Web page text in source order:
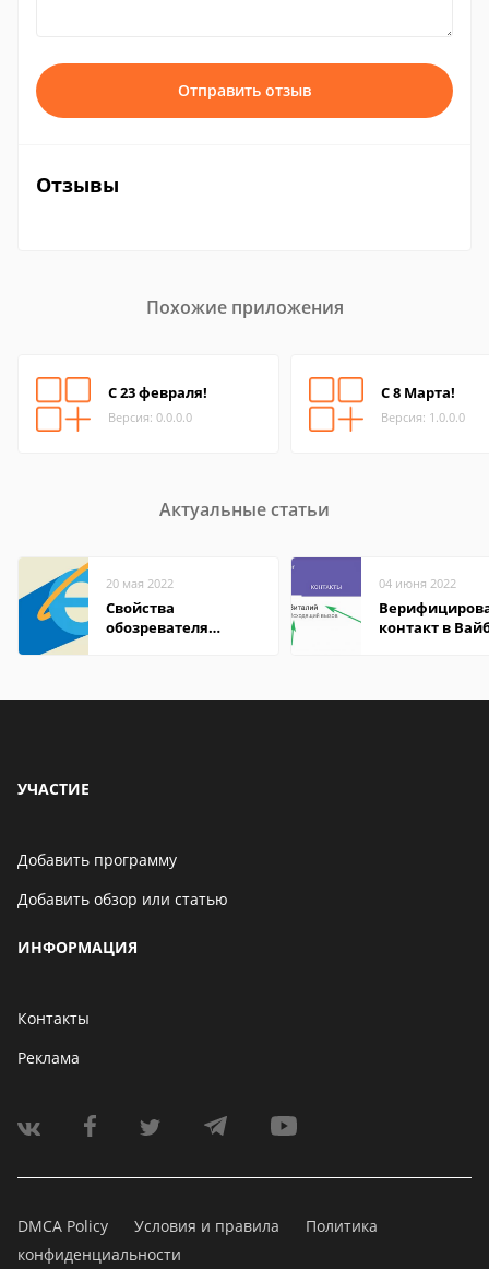
Отправить отзыв
Отзывы
Похожие приложения
C 23 февраля!
Версия: 0.0.0.0
С 8 Марта!
Версия: 1.0.0.0
Актуальные статьи
20 мая 2022
Свойства
обозревателя
04 июня 2022
контакт в
УЧАСТИЕ
Добавить программу
Добавить обзор или статью
ИНФОРМАЦИЯ
Контакты
Реклама
DMCA Policy Условия и правила
Политика
конфиденциальности